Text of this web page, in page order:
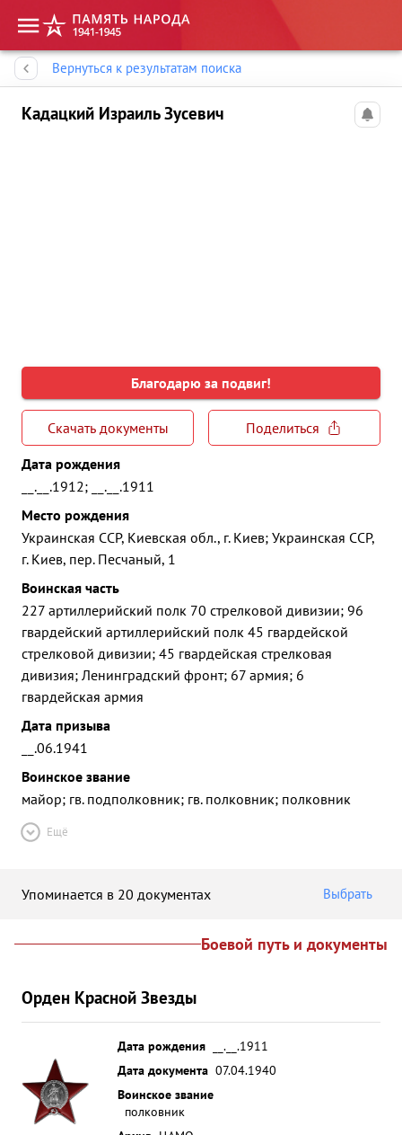
Вернуться к результатам поиска
Кадацкий Израиль Зусевич
Благодарю за подвиг!
Скачать документы
Поделиться
Дата рождения
__.__.1912; __.__.1911
Место рождения
Украинская ССР, Киевская обл., г. Киев; Украинская ССР,
г. Киев, пер. Песчаный, 1
Воинская часть
227 артиллерийский полк 70 стрелковой дивизии; 96
гвардейский артиллерийский полк 45 гвардейской
стрелковой дивизии; 45 гвардейская стрелковая
дивизия; Ленинградский фронт; 67 армия; 6
гвардейская армия
Дата призыва
__.06.1941
Воинское звание
майор; гв. подполковник; гв. полковник; полковник
Ещё
Упоминается в 20 документах Выбрать
Боевой путь и документы
Орден Красной Звезды
Дата рождения
__.__.1911
Дата документа 07.04.1940
Воинское звание
полковник
Память народа